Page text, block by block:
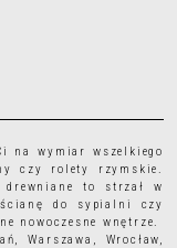
na wymiar wszelkiego
czy rolety rzymskie.
to strzał w
do sypialni czy
nowoczesne wnętrze.
Warszawa, Wrocław,